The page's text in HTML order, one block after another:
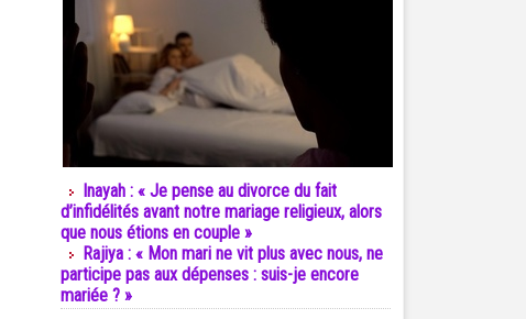
Inayah : « Je pense au divorce du fait
d’infidélités avant notre mariage religieux, alors
que nous étions en couple »
Rajiya : « Mon mari ne vit plus avec nous, ne
participe pas aux dépenses : suis-je encore
mariée ? »